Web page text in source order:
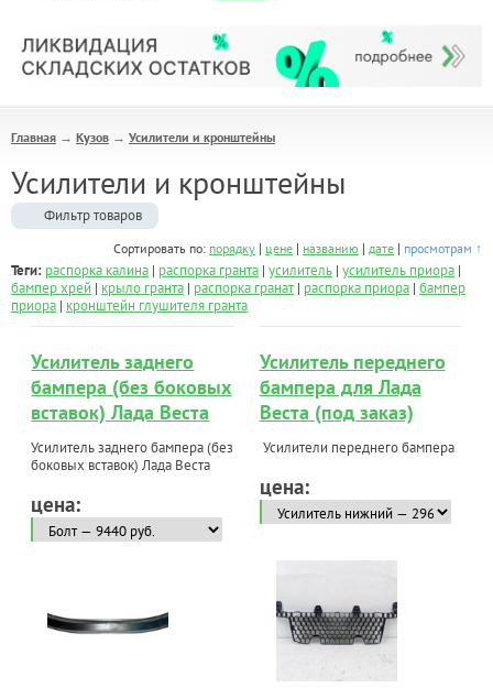
Главная → Кузов → Усилители и кронштейны
Усилители и кронштейны
Фильтр товаров
Сортировать по: порядку | цене | названию | дате | просмотрам ↑
Теги: распорка калина | распорка гранта | усилитель | усилитель приора |
бампер хрей | крыло гранта | распорка гранат| распорка приора | бампер
приора | кронштейн глушителя гранта
Усилитель заднего
бампера (без боковых
вставок) Лада Веста
Усилитель заднего бампера (без
боковых вставок) Лада Веста
цена:
Усилитель переднего
бампера для Лада
Веста (под заказ)
Усилители переднего бампера
цена: